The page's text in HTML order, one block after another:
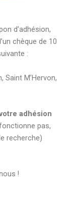
d’adhésion,
chèque de 10
:
Saint M’Hervon,
adhésion
pas,
recherche)
!